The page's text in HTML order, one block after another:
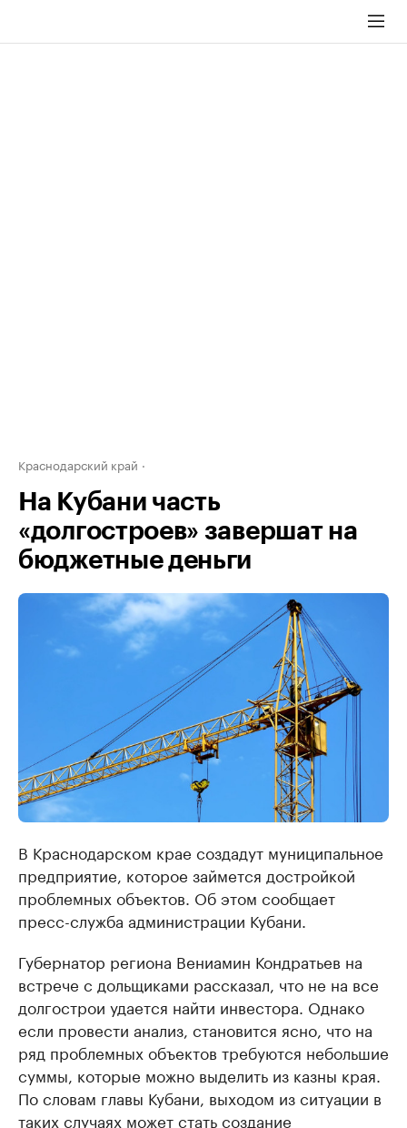
Краснодарский край
На Кубани часть
«долгостроев» завершат на
бюджетные деньги
В Краснодарском крае создадут муниципальное
предприятие, которое займется достройкой
проблемных объектов. Об этом сообщает
пресс-служба администрации Кубани.
Губернатор региона Вениамин Кондратьев на
встрече с дольщиками рассказал, что не на все
долгострои удается найти инвестора. Однако
если провести анализ, становится ясно, что на
ряд проблемных объектов требуются небольшие
суммы, которые можно выделить из казны края.
По словам главы Кубани, выходом из ситуации в
таких случаях может стать создание